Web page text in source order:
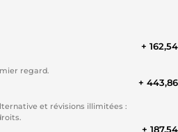
regard.
+
et révisions illimitées :
+
+